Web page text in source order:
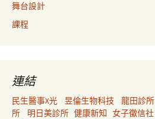
舞台設計
課程
連結
民生醫事X光 昱倫生物科技 龍田診所
所
明日美診所 健康新知 女子徵信社